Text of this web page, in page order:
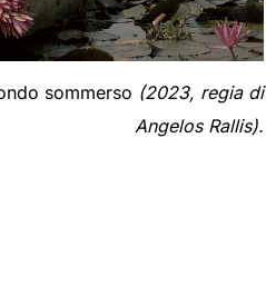
sommerso (2023, regia di
Angelos Rallis).